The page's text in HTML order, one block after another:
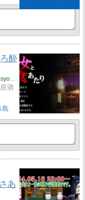
酔
酒
島
あ